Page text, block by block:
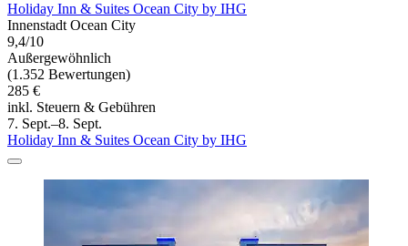
Holiday Inn & Suites Ocean City by IHG
Innenstadt Ocean City
9,4/10
Außergewöhnlich
(1.352 Bewertungen)
285 €
inkl. Steuern & Gebühren
7. Sept.–8. Sept.
Holiday Inn & Suites Ocean City by IHG